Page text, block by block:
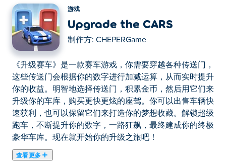
游戏
Upgrade the CARS
制作方: CHEPERGame
《升级赛车》是一款赛车游戏，你需要穿越各种传送门，
这些传送门会根据你的数字进行加减运算，从而实时提升
你的收益。明智地选择传送门，积累金币，然后用它们来
升级你的车库，购买更快更炫的座驾。你可以出售车辆快
速获利，也可以保留它们来打造你的梦想收藏。解锁超级
跑车，不断提升你的数字，一路狂飙，最终建成你的终极
豪华车库。现在就开始你的升级之旅吧！
查看更多